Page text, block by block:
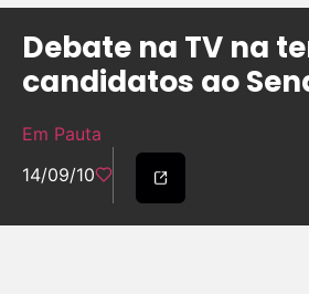
Debate na TV na
candidatos ao
Em Pauta
14/09/10